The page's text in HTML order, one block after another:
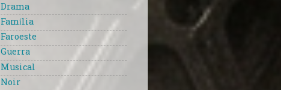
Drama
Família
Faroeste
Guerra
Musical
Noir